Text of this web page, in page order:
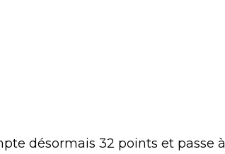
désormais 32 points et passe à